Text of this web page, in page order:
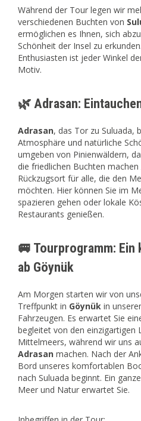
Während der Tour legen wir
verschiedenen Buchten von
ermöglichen es Ihnen, sich
Schönheit der Insel zu
Enthusiasten ist jeder Winkel
Motiv.
🌿 Adrasan:
Adrasan, das Tor zu Suluada,
Atmosphäre und natürliche
umgeben von Pinienwäldern,
die friedlichen Buchten
Rückzugsort für alle, die den
möchten. Hier können Sie im
spazieren gehen oder lokale
Restaurants genießen.
🚐 Tourprogramm:
ab Göynük
Am Morgen starten wir von
Treffpunkt in Göynük in
Fahrzeugen. Es erwartet Sie
begleitet von den einzigartigen
Mittelmeers, während wir uns
Adrasan machen. Nach der
Bord unseres komfortablen
nach Suluada beginnt. Ein
Meer und Natur erwartet Sie.